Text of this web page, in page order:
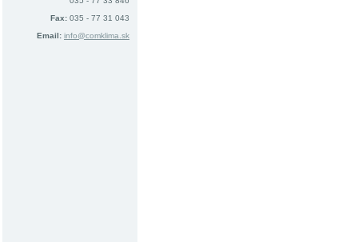
Fax: 035 - 77 31 043
Email: info@comklima.sk